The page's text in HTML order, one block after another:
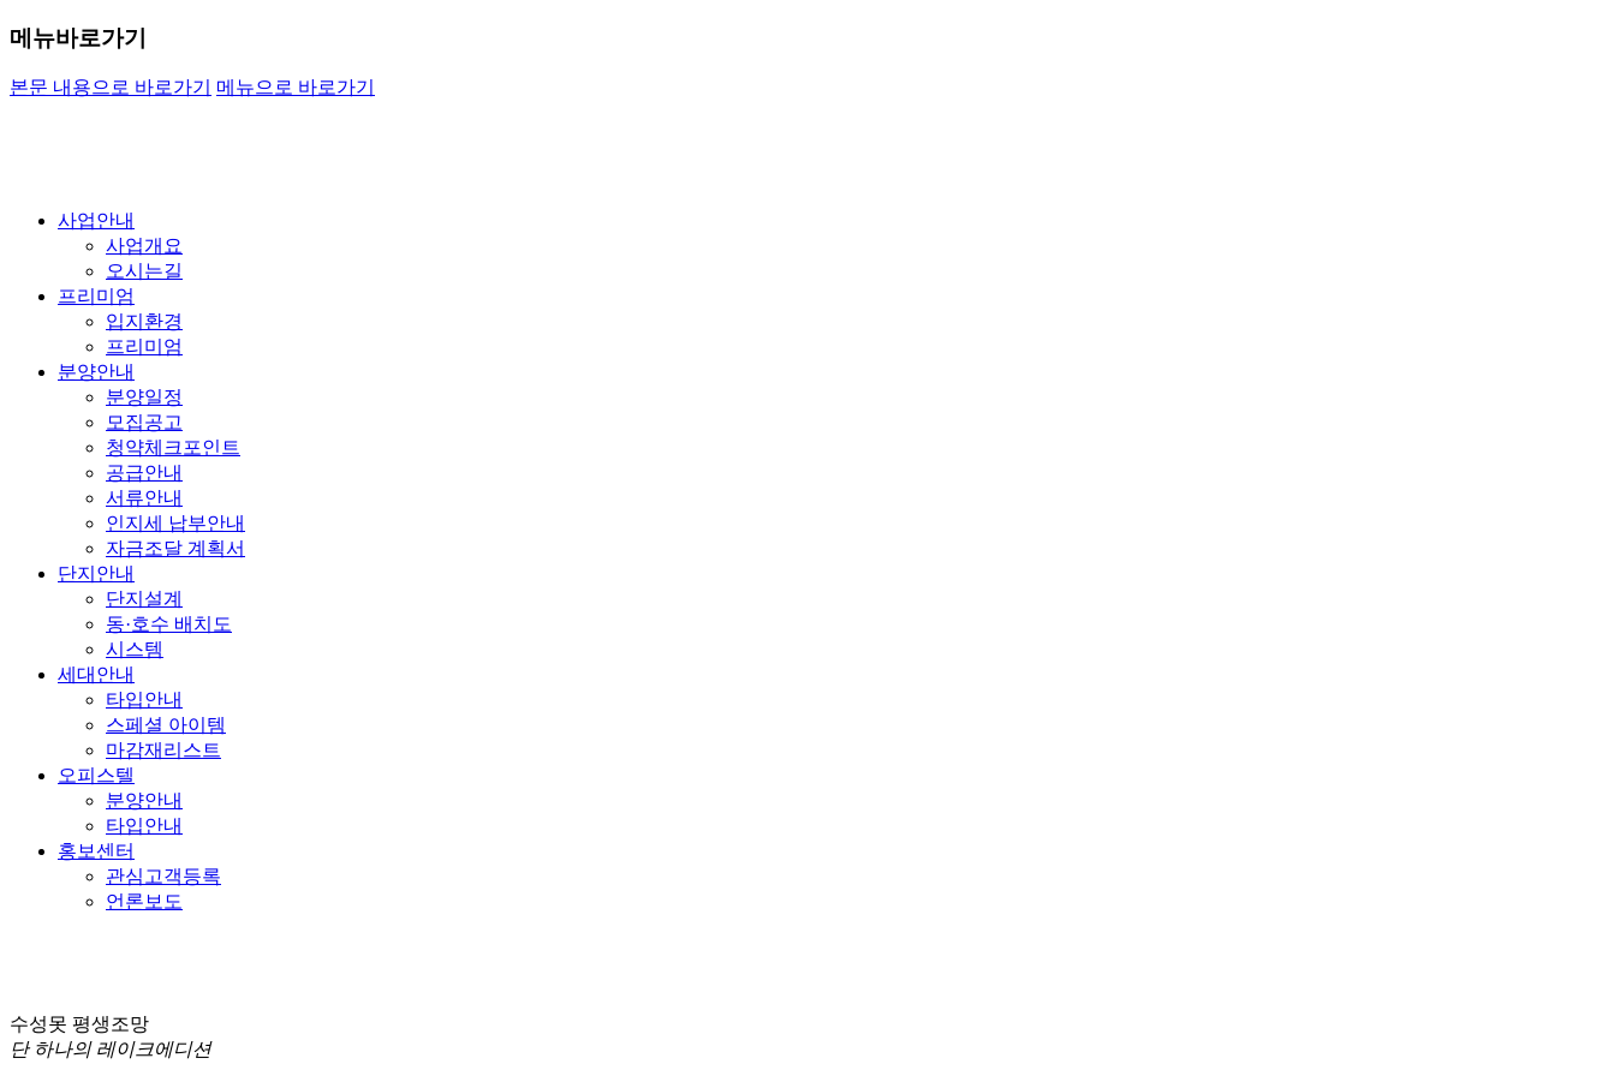
메뉴바로가기
본문 내용으로 바로가기 메뉴으로 바로가기
사업안내
사업개요
오시는길
프리미엄
입지환경
프리미엄
분양안내
분양일정
모집공고
청약체크포인트
공급안내
서류안내
인지세 납부안내
자금조달 계획서
단지안내
단지설계
동·호수 배치도
시스템
세대안내
타입안내
스페셜 아이템
마감재리스트
오피스텔
분양안내
타입안내
홍보센터
관심고객등록
언론보도
수성못 평생조망
단 하나의 레이크에디션